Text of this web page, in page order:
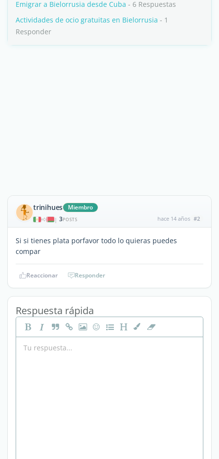
Emigrar a Bielorrusia desde Cuba - 6 Respuestas
Actividades de ocio gratuitas en Bielorrusia - 1
Responder
trinihues Miembro
| 3POSTS hace 14 años #2
Si si tienes plata porfavor todo lo quieras puedes
compar
Reaccionar Responder
Respuesta rápida